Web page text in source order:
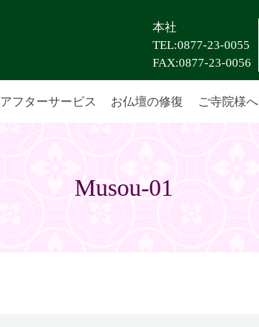
本社
TEL:0877-23-0055
FAX:0877-23-0056
アフターサービス お仏壇の修復 ご寺院様へ
Musou-01